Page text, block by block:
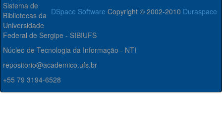
DSpace Software Copyright © 2002-2010 Duraspace
Sistema de
Bibliotecas da
Universidade
Federal de Sergipe - SIBIUFS
Núcleo de Tecnologia da Informação - NTI
repositorio@academico.ufs.br
+55 79 3194-6528